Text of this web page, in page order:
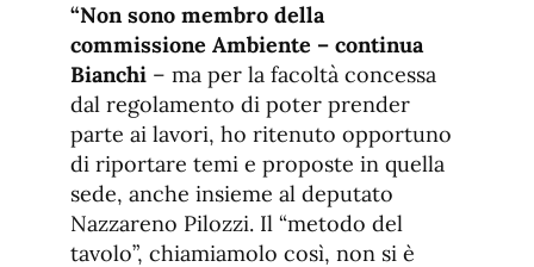
“Non sono membro della
commissione Ambiente – continua
Bianchi – ma per la facoltà concessa
dal regolamento di poter prender
parte ai lavori, ho ritenuto opportuno
di riportare temi e proposte in quella
sede, anche insieme al deputato
Nazzareno Pilozzi. Il “metodo del
tavolo”, chiamiamolo così, non si è